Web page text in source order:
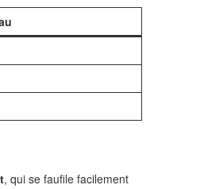
, qui se faufile facilement